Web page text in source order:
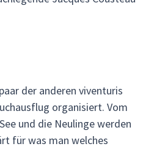
der anderen viventuris
organisiert. Vom
und die Neulinge werden
für was man welches